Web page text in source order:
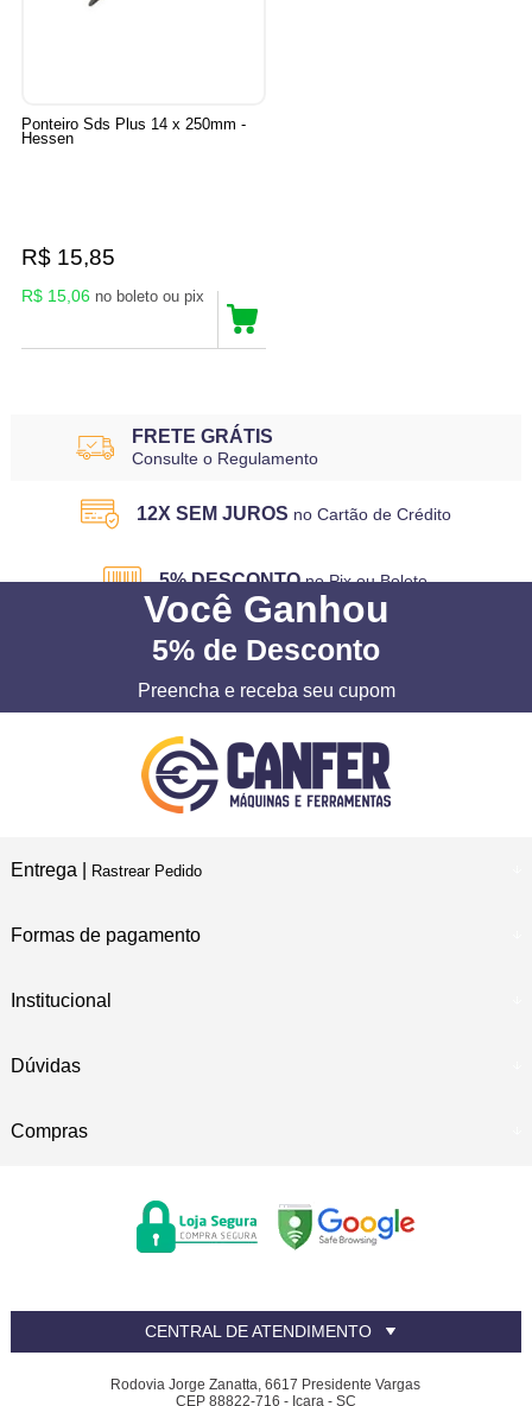
Ponteiro Sds Plus 14 x 250mm -
Hessen
R$ 15,85
R$ 15,06 no boleto ou pix
FRETE GRÁTIS
Consulte o Regulamento
12X SEM JUROS no Cartão de Crédito
5% DESCONTO no Pix ou Boleto
Você Ganhou
5% de Desconto
Preencha e receba seu cupom
Entrega | Rastrear Pedido
Formas de pagamento
Institucional
Dúvidas
Compras
CENTRAL DE ATENDIMENTO
Rodovia Jorge Zanatta, 6617 Presidente Vargas
CEP 88822-716 - Içara - SC